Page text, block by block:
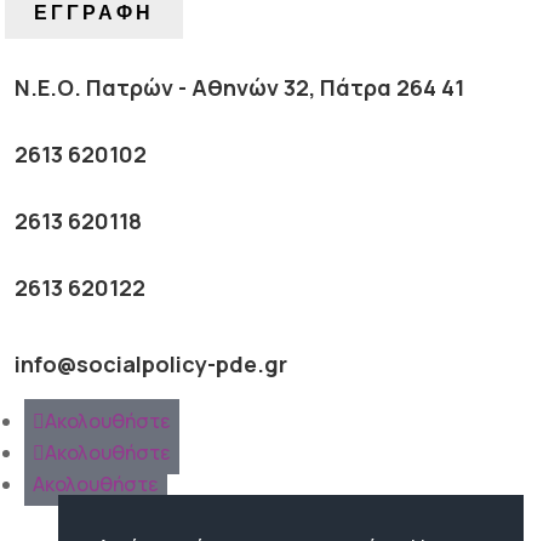
ΕΓΓΡΑΦΗ
Ν.Ε.Ο. Πατρών - Αθηνών 32, Πάτρα 264 41
2613 620102
2613 620118
2613 620122
info@socialpolicy-pde.gr
Ακολουθήστε
Ακολουθήστε
Ακολουθήστε